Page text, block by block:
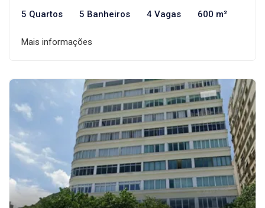
5 Quartos 5 Banheiros 4 Vagas 600 m²
Mais informações